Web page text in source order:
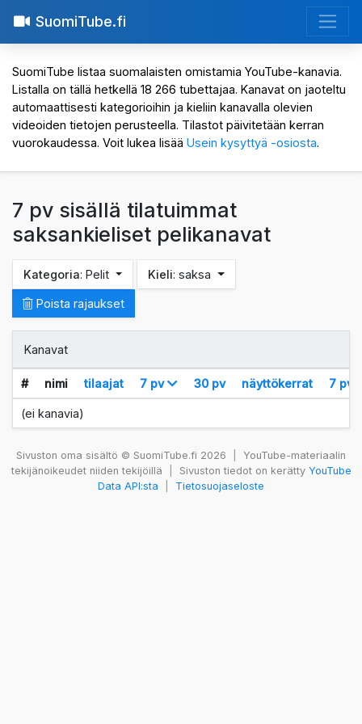
SuomiTube.fi
SuomiTube listaa suomalaisten omistamia YouTube-kanavia.
Listalla on tällä hetkellä 18 266 tubettajaa. Kanavat on jaoteltu
automaattisesti kategorioihin ja kieliin kanavalla olevien
videoiden tietojen perusteella. Tilastot päivitetään kerran
vuorokaudessa. Voit lukea lisää Usein kysyttyä -osiosta.
7 pv sisällä tilatuimmat
saksankieliset pelikanavat
Kategoria: Pelit Kieli: saksa
Poista rajaukset
Kanavat
# nimi tilaajat 7 pv 30 pv näyttökerrat 7 pv
(ei kanavia)
Sivuston oma sisältö © SuomiTube.fi 2026
YouTube-materiaalin
tekijänoikeudet niiden tekijöillä
Sivuston tiedot on kerätty YouTube
Data API:sta
Tietosuojaseloste